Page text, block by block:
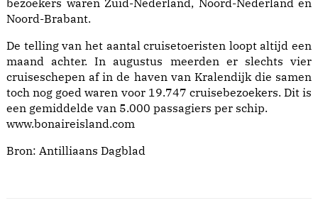
bezoekers waren Zuid-Nederland, Noord-Nederland en
Noord-Brabant.
De telling van het aantal cruisetoeristen loopt altijd een
maand achter. In augustus meerden er slechts vier
cruiseschepen af in de haven van Kralendijk die samen
toch nog goed waren voor 19.747 cruisebezoekers. Dit is
een gemiddelde van 5.000 passagiers per schip.
www.bonaireisland.com
Bron: Antilliaans Dagblad